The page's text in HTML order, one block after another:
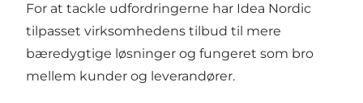
For at tackle udfordringerne har Idea Nordic
tilpasset virksomhedens tilbud til mere
bæredygtige løsninger og fungeret som bro
mellem kunder og leverandører.